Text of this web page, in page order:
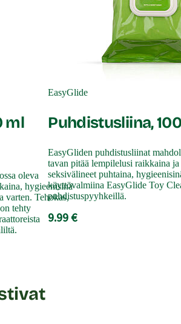
ml
oleva
hygieenisinä
varten. Tehokas,
tehty
EasyGlide
Puhdistusliina,
EasyGliden puhdistusliinat
tavan pitää lempilelusi raikkaina
seksivälineet puhtaina,
käyttövalmiina EasyGlide Toy
puhdistuspyyhkeillä.
9.99 €